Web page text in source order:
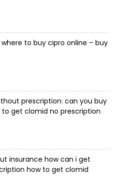
where to buy cipro online – buy
prescription: can you buy
to get clomid no prescription
insurance how can i get
how to get clomid